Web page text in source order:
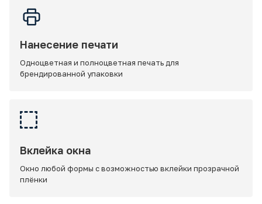
Нанесение печати
Одноцветная и полноцветная печать для
брендированной упаковки
Вклейка окна
Окно любой формы с возможностью вклейки прозрачной
плёнки